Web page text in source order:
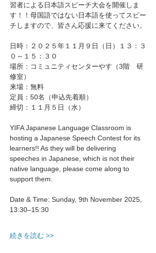
習者による日本語スピーチ大会を開催しま
す！！母国語ではない日本語を使ってスピー
チしますので、皆さん応援に来てください。
日時：２０２５年１１月９日（日）１３：３
０～１５：３０
場所：コミュニティセンターやす（3階　研
修室）
来場：無料
定員：50名（申込先着順）
締切：１１月５日（水）
YIFA Japanese Language Classroom is
hosting a Japanese Speech Contest for its
learners!! As they will be delivering
speeches in Japanese, which is not their
native language, please come along to
support them.
Date & Time: Sunday, 9th November 2025,
13:30–15:30
続きを読む >>